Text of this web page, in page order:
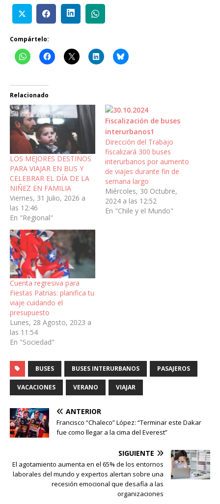
Compártelo:
Relacionado
LOS MEJORES DESTINOS
PARA VIAJAR EN BUS Y
CELEBRAR EL DÍA DE LA
NIÑEZ EN FAMILIA
Viernes, 31 Julio, 2026 a
las 12:46
En "Regional"
Dirección del Trabajo
fiscalizará 300 buses
interurbanos por aumento
de viajes durante fin de
semana largo
Miércoles, 30 Octubre,
2024 a las 12:52
En "Chile y el Mundo"
Cuenta regresiva para
Fiestas Patrias: planifica tu
viaje cuidando el
presupuesto
Lunes, 28 Agosto, 2023 a
las 11:54
En "Sociedad"
BUSES BUSES INTERURBANOS PASAJEROS
VACACIONES VERANO VIAJAR
ANTERIOR
Francisco “Chaleco” López: “Terminar este Dakar
fue como llegar a la cima del Everest”
SIGUIENTE
El agotamiento aumenta en el 65% de los entornos
laborales del mundo y expertos alertan sobre una
recesión emocional que desafía a las
organizaciones